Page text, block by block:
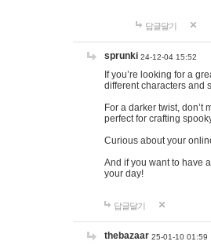
답글달기
sprunki 24-12-04 15:52
If you’re looking for a
different characters and
For a darker twist, don’t
perfect for crafting
Curious about your
And if you want to have
your day!
답글달기
thebazaar 25-01-10 01:59